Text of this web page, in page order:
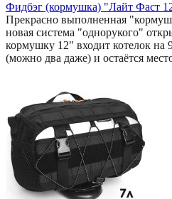
Фидбэг (кормушка) "Лайт Фаст
Прекрасно выполненная
новая система "однорукого"
кормушку 12" входит котелок на
(можно два даже) и остаётся